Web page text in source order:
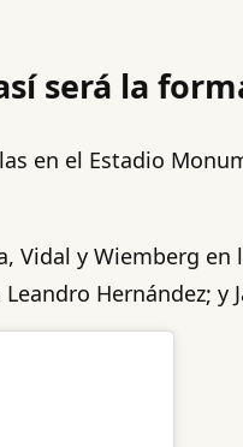
será la
en el Estadio
y Wiemberg
Hernández; y